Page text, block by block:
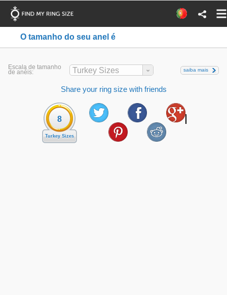
O tamanho do seu anel é
Escala de tamanho
de anéis: Turkey Sizes saiba mais
Share your ring size with friends
8
Turkey Sizes